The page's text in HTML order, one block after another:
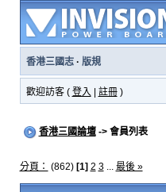
香港三國志· 版規
歡迎訪客 ( 登入 註冊)
香港三國論壇-> 會員列表
分頁： (862) [1] 2 3... 最後 »